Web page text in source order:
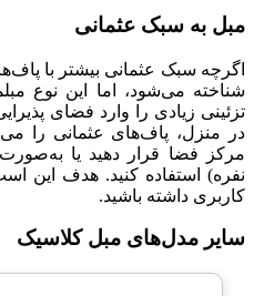
مبل به سبک عثمانی
اگرچه سبک عثمانی بیشتر با
شناخته می‌شود، اما این نوع
تزئینی زیادی را وارد فضای
در منزل، پاف‌های عثمانی را
مرکز فضا قرار دهید یا
نفره) استفاده کنید. هدف این
کاربری داشته باشید.
سایر مدل‌های مبل کلاسیک